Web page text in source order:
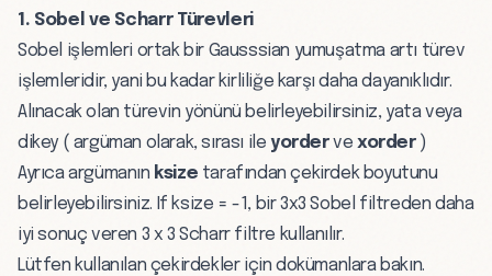
1. Sobel ve Scharr Türevleri
Sobel işlemleri ortak bir Gausssian yumuşatma artı türev
işlemleridir, yani bu kadar kirliliğe karşı daha dayanıklıdır.
Alınacak olan türevin yönünü belirleyebilirsiniz, yata veya
dikey ( argüman olarak, sırası ileyordervexorder)
Ayrıca argümanın ksize tarafından çekirdek boyutunu
belirleyebilirsiniz. If ksize = -1, bir 3x3 Sobel filtreden daha
iyi sonuç veren 3 x 3 Scharr filtre kullanılır.
Lütfen kullanılan çekirdekler için dokümanlara bakın.